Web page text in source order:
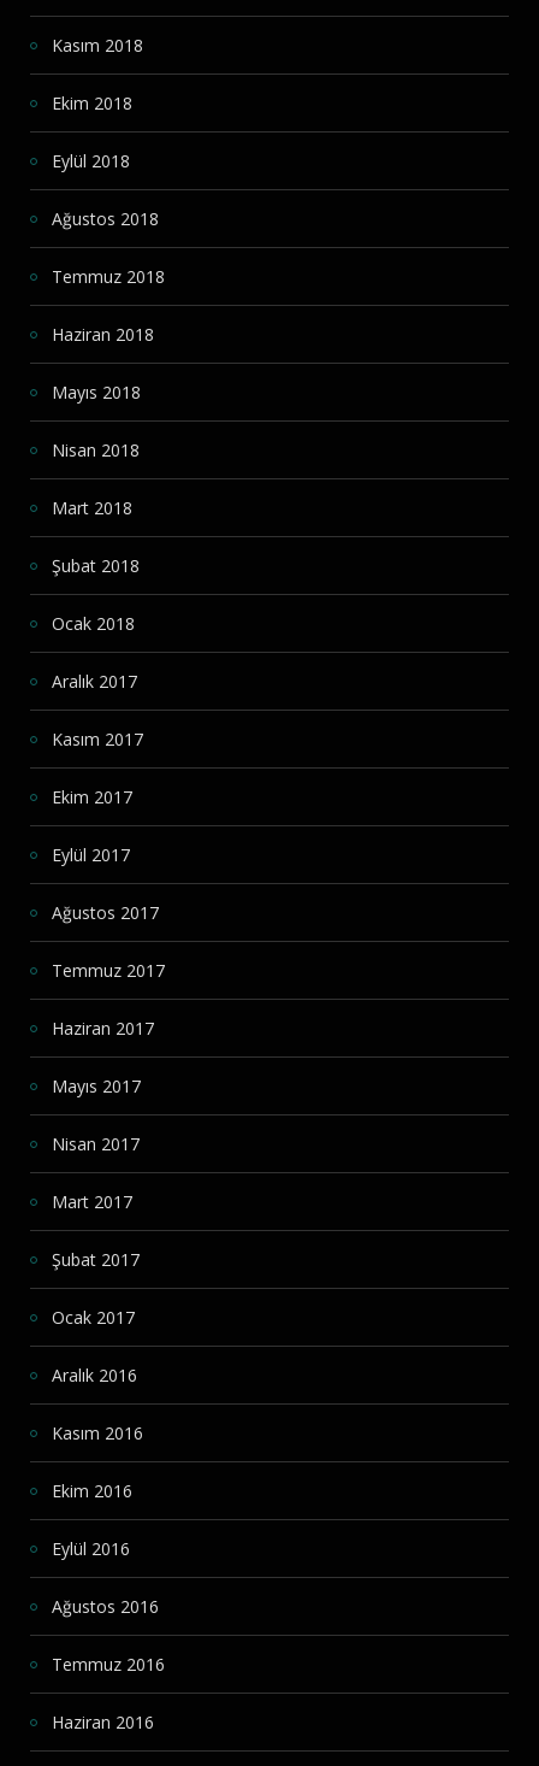
Kasım 2018
Ekim 2018
Eylül 2018
Ağustos 2018
Temmuz 2018
Haziran 2018
Mayıs 2018
Nisan 2018
Mart 2018
Şubat 2018
Ocak 2018
Aralık 2017
Kasım 2017
Ekim 2017
Eylül 2017
Ağustos 2017
Temmuz 2017
Haziran 2017
Mayıs 2017
Nisan 2017
Mart 2017
Şubat 2017
Ocak 2017
Aralık 2016
Kasım 2016
Ekim 2016
Eylül 2016
Ağustos 2016
Temmuz 2016
Haziran 2016